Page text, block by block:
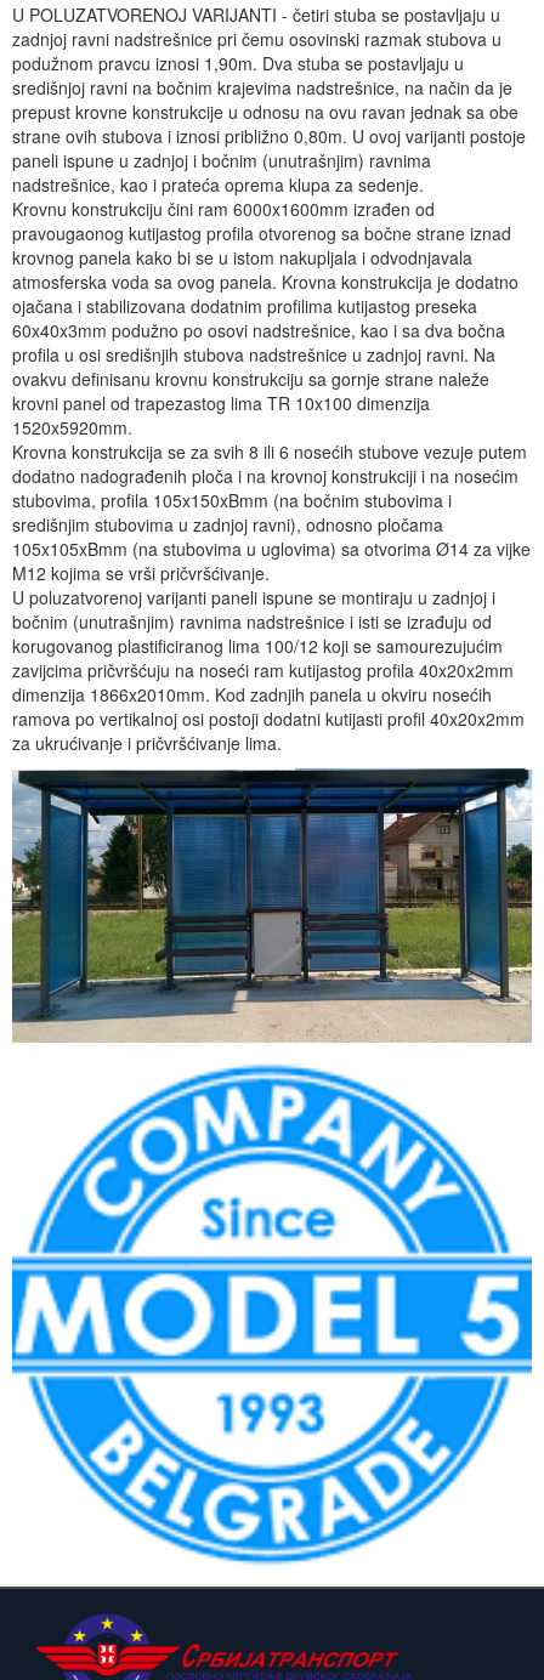
U POLUZATVORENOJ VARIJANTI - četiri stuba se postavljaju u
zadnjoj ravni nadstrešnice pri čemu osovinski razmak stubova u
podužnom pravcu iznosi 1,90m. Dva stuba se postavljaju u
središnjoj ravni na bočnim krajevima nadstrešnice, na način da je
prepust krovne konstrukcije u odnosu na ovu ravan jednak sa obe
strane ovih stubova i iznosi približno 0,80m. U ovoj varijanti postoje
paneli ispune u zadnjoj i bočnim (unutrašnjim) ravnima
nadstrešnice, kao i prateća oprema klupa za sedenje.
Krovnu konstrukciju čini ram 6000x1600mm izrađen od
pravougaonog kutijastog profila otvorenog sa bočne strane iznad
krovnog panela kako bi se u istom nakupljala i odvodnjavala
atmosferska voda sa ovog panela. Krovna konstrukcija je dodatno
ojačana i stabilizovana dodatnim profilima kutijastog preseka
60x40x3mm podužno po osovi nadstrešnice, kao i sa dva bočna
profila u osi središnjih stubova nadstrešnice u zadnjoj ravni. Na
ovakvu definisanu krovnu konstrukciju sa gornje strane naleže
krovni panel od trapezastog lima TR 10x100 dimenzija
1520x5920mm.
Krovna konstrukcija se za svih 8 ili 6 nosećih stubove vezuje putem
dodatno nadograđenih ploča i na krovnoj konstrukciji i na nosećim
stubovima, profila 105x150xBmm (na bočnim stubovima i
središnjim stubovima u zadnjoj ravni), odnosno pločama
105x105xBmm (na stubovima u uglovima) sa otvorima Ø14 za vijke
M12 kojima se vrši pričvršćivanje.
U poluzatvorenoj varijanti paneli ispune se montiraju u zadnjoj i
bočnim (unutrašnjim) ravnima nadstrešnice i isti se izrađuju od
korugovanog plastificiranog lima 100/12 koji se samourezujućim
zavijcima pričvršćuju na noseći ram kutijastog profila 40x20x2mm
dimenzija 1866x2010mm. Kod zadnjih panela u okviru nosećih
ramova po vertikalnoj osi postoji dodatni kutijasti profil 40x20x2mm
za ukrućivanje i pričvršćivanje lima.